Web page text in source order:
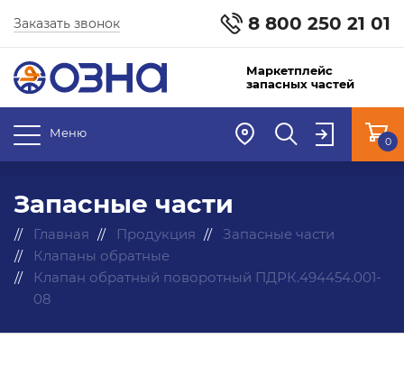
8 800 250 21 01
Заказать звонок
Маркетплейс
запасных частей
Меню
0
Запасные части
Главная Продукция
Запасные части
Клапаны обратные
Клапан обратный поворотный ПДРК.494454.001-
08